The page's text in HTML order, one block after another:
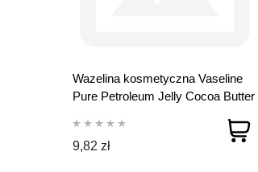
Wazelina kosmetyczna Vaseline
Pure Petroleum Jelly Cocoa Butter
9,82 zł